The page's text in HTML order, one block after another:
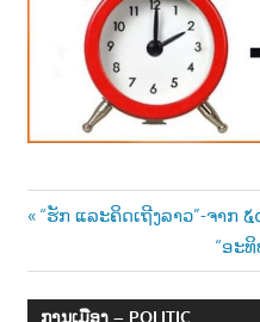
Post
navigation
Previous
“ຮັກ ແລະຄິດເຖີງລາວ”-ຈາກ ໕
Next
Post:
“ອະ
ການເມືອງ – POLITIC